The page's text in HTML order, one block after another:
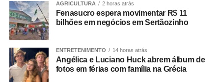
Liderança nas internações em enfermaria
O desempenho do HMC torna-se ainda mais expressivo
quando analisadas apenas as internações em
enfermaria. Nos dois meses avaliados, a unidade
recebeu 638 pacientes — 335 em maio e 303 em junho
—, concentrando 53,6% de todas as transferências
AGRICULTURA 2 horas atrás
Fenasucro espera movimentar R$ 11
bilhões em negócios em Sertãozinho
ENTRETENIMENTO 14 horas atrás
Angélica e Luciano Huck abrem álbum de
fotos em férias com família na Grécia